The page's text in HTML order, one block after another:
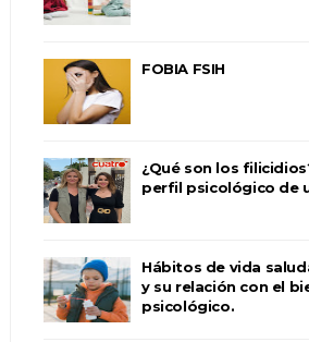
FOBIA FSIH
¿Qué son los
perfil psicológico de
Hábitos de vida
y su relación con el
psicológico.